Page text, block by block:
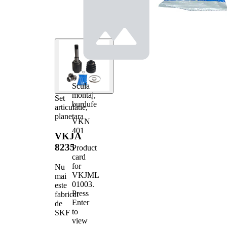
Set
articulatie,
planetara
VKJA
8235
Nu
mai
este
fabricat
de
SKF
Scula
montaj,
burdufe
VKN
401
Product
card
for
VKJML
01003.
Press
Enter
to
view